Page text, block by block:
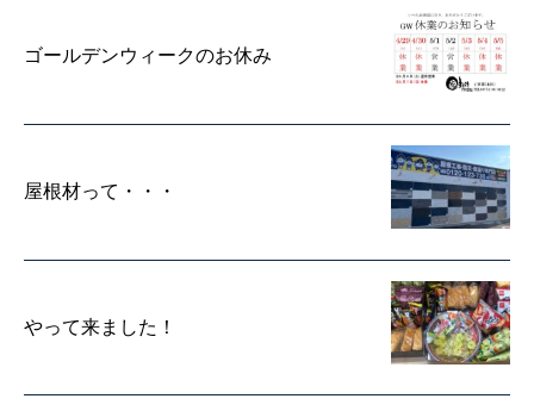
ゴールデンウィークのお休み
屋根材って・・・
やって来ました！